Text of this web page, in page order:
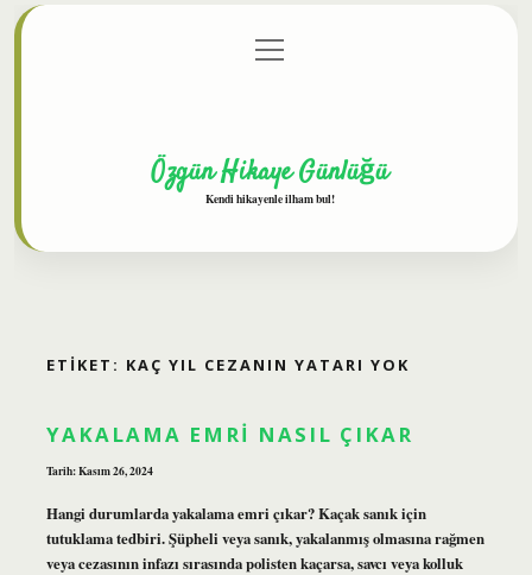
Gizlilik Politikası
menüyü
aç
Özgün Hikaye Günlüğü
Kendi hikayenle ilham bul!
ETIKET: KAÇ YIL CEZANIN YATARI YOK
YAKALAMA EMRI NASIL ÇIKAR
Tarih: Kasım 26, 2024
Hangi durumlarda yakalama emri çıkar? Kaçak sanık için
tutuklama tedbiri. Şüpheli veya sanık, yakalanmış olmasına rağmen
veya cezasının infazı sırasında polisten kaçarsa, savcı veya kolluk